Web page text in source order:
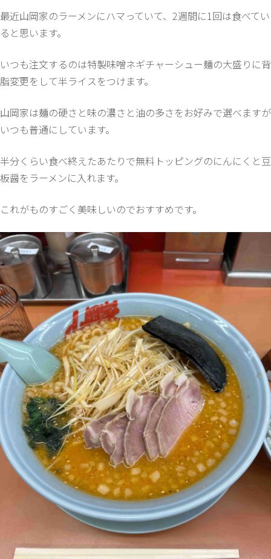
最近山岡家のラーメンにハマっていて、2週間に1回は食べてい
ると思います。
いつも注文するのは特製味噌ネギチャーシュー麺の大盛りに背
脂変更をして半ライスをつけます。
山岡家は麺の硬さと味の濃さと油の多さをお好みで選べますが
いつも普通にしています。
半分くらい食べ終えたあたりで無料トッピングのにんにくと豆
板醤をラーメンに入れます。
これがものすごく美味しいのでおすすめです。